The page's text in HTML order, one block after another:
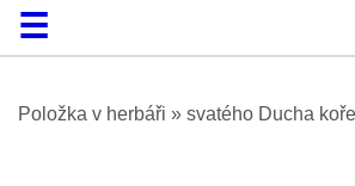
DomůProhlížení
O platformě
Nápověda
KontaktDigitalia
Položka v herbáři » svatého Ducha